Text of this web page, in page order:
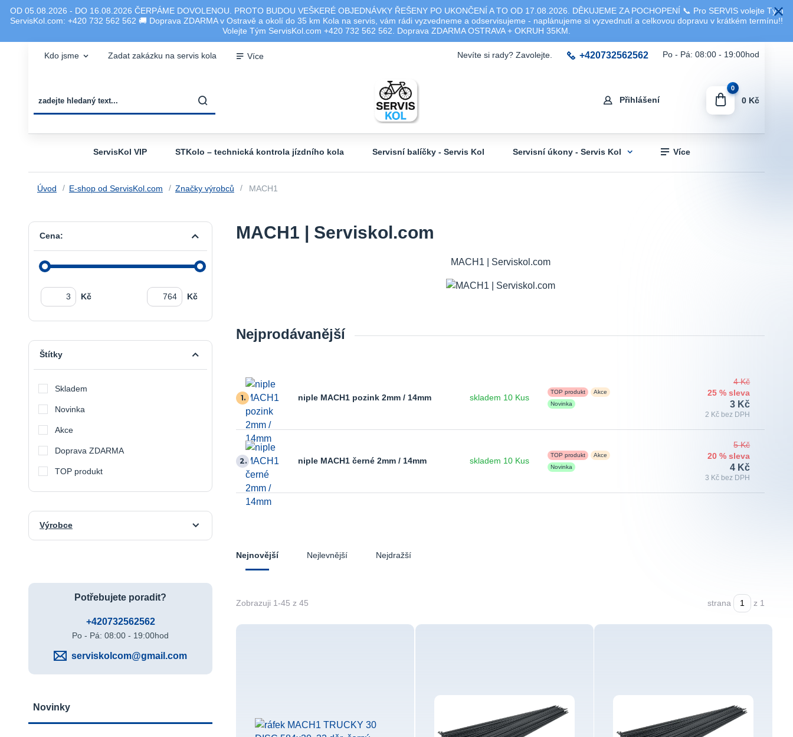
OD 05.08.2026 - DO 16.08.2026 ČERPÁME DOVOLENOU. PROTO BUDOU VEŠKERÉ OBJEDNÁVKY ŘEŠENY PO UKONČENÍ A TO OD 17.08.2026. DĚKUJEME ZA POCHOPENÍ 📞 Pro SERVIS volejte Tým
ServisKol.com: +420 732 562 562 🚚 Doprava ZDARMA v Ostravě a okolí do 35 km Kola na servis, vám rádi vyzvedneme a odservisujeme - naplánujeme si vyzvednutí a celkovou dopravu v krátkém termínu!!
Volejte Tým ServisKol.com +420 732 562 562. Doprava ZDARMA OSTRAVA + OKRUH 35KM.
Kdo jsme Zadat zakázku na servis kola Více
Přihlášení
Nevíte si rady? Zavolejte. +420732562562 Po - Pá: 08:00 - 19:00hod
0
0 Kč
ServisKol VIP STKolo – technická kontrola jízdního kola Servisní balíčky - Servis Kol Servisní úkony - Servis Kol Více
Úvod E-shop od ServisKol.com Značky výrobců MACH1
MACH1 | Serviskol.com
MACH1 | Serviskol.com
Nejprodávanější
1. niple MACH1 pozink 2mm / 14mm skladem 10 Kus
TOP produkt
Akce
Novinka
4 Kč
25 % sleva
3 Kč
2 Kč bez DPH
2. niple MACH1 černé 2mm / 14mm skladem 10 Kus
TOP produkt
Akce
Novinka
5 Kč
20 % sleva
4 Kč
3 Kč bez DPH
Nejnovější Nejlevnější Nejdražší
Zobrazuji 1-45 z 45 strana z 1
Cena:
Kč Kč
Štítky
Skladem
Novinka
Akce
Doprava ZDARMA
TOP produkt
Výrobce
Potřebujete poradit?
+420732562562
Po - Pá: 08:00 - 19:00hod
serviskolcom@gmail.com
Novinky